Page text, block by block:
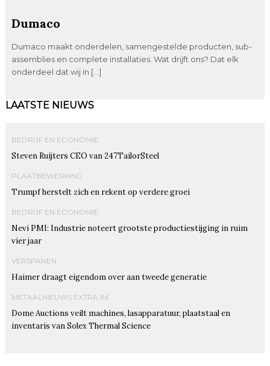
Dumaco
Dumaco maakt onderdelen, samengestelde producten, sub-
assemblies en complete installaties. Wat drijft ons? Dat elk
onderdeel dat wij in […]
LAATSTE NIEUWS
BEDRIJF EN ECONOMIE
Steven Ruijters CEO van 247TailorSteel
PLAATBEWERKING
Trumpf herstelt zich en rekent op verdere groei
BEDRIJF EN ECONOMIE
Nevi PMI: Industrie noteert grootste productiestijging in ruim
vier jaar
VERSPANEN
Haimer draagt eigendom over aan tweede generatie
METAALNIEUWS EXTRA IM
Dome Auctions veilt machines, lasapparatuur, plaatstaal en
inventaris van Solex Thermal Science